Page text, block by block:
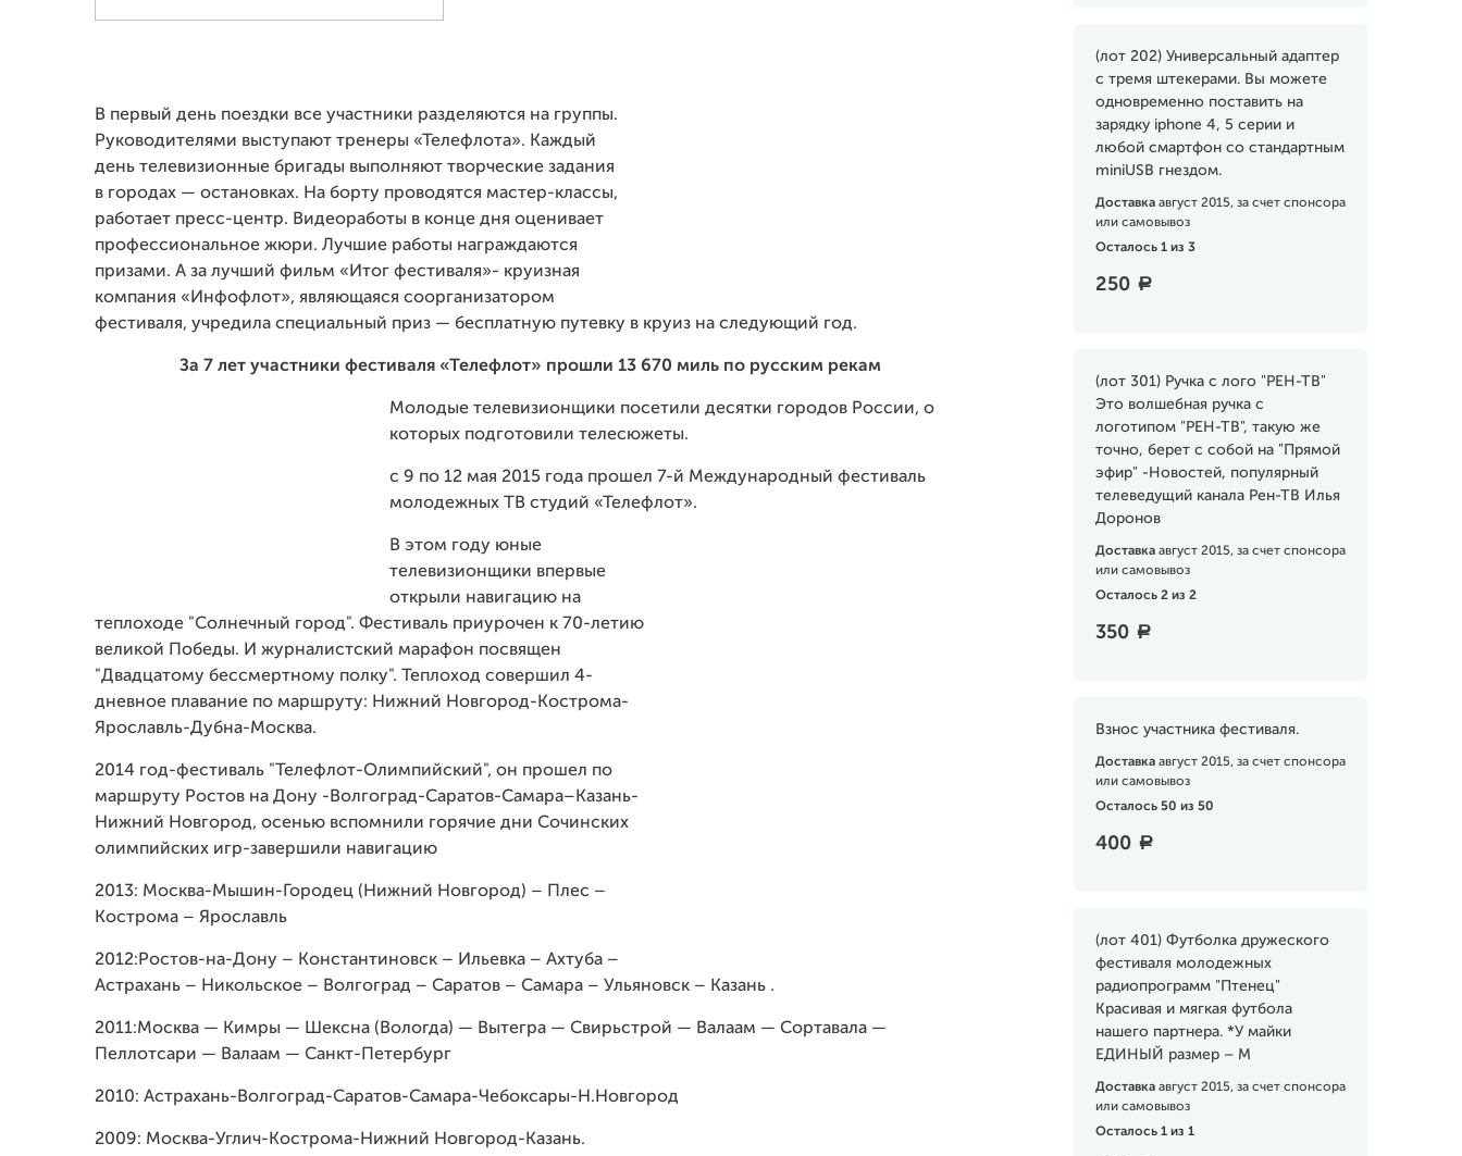
(лот 202) Универсальный адаптер
с тремя штекерами. Вы можете
одновременно поставить на
зарядку iphone 4, 5 серии и
любой смартфон со стандартным
miniUSB гнездом.
Доставка август 2015, за счет спонсора
или самовывоз
Осталось 1 из 3
250 a
(лот 301) Ручка с лого "РЕН-ТВ"
Это волшебная ручка с
логотипом "РЕН-ТВ", такую же
точно, берет с собой на "Прямой
эфир" -Новостей, популярный
телеведущий канала Рен-ТВ Илья
Доронов
Доставка август 2015, за счет спонсора
или самовывоз
Осталось 2 из 2
350 a
Взнос участника фестиваля.
Доставка август 2015, за счет спонсора
или самовывоз
Осталось 50 из 50
400 a
(лот 401) Футболка дружеского
фестиваля молодежных
радиопрограмм "Птенец"
Красивая и мягкая футбола
нашего партнера. *У майки
ЕДИНЫЙ размер – M
Доставка август 2015, за счет спонсора
или самовывоз
Осталось 1 из 1
В первый день поездки все участники разделяются на группы.
Руководителями выступают тренеры «Телефлота». Каждый
день телевизионные бригады выполняют творческие задания
в городах — остановках. На борту проводятся мастер-классы,
работает пресс-центр. Видеоработы в конце дня оценивает
профессиональное жюри. Лучшие работы награждаются
призами. А за лучший фильм «Итог фестиваля»- круизная
компания «Инфофлот», являющаяся соорганизатором
фестиваля, учредила специальный приз — бесплатную путевку в круиз на следующий год.
За 7 лет участники фестиваля «Телефлот» прошли 13 670 миль по русским рекам
Молодые телевизионщики посетили десятки городов России, о
которых подготовили телесюжеты.
с 9 по 12 мая 2015 года прошел 7-й Международный фестиваль
молодежных ТВ студий «Телефлот».
В этом году юные
телевизионщики впервые
открыли навигацию на
теплоходе "Солнечный город". Фестиваль приурочен к 70-летию
великой Победы. И журналистский марафон посвящен
"Двадцатому бессмертному полку". Теплоход совершил 4-
дневное плавание по маршруту: Нижний Новгород-Кострома-
Ярославль-Дубна-Москва.
2014 год-фестиваль "Телефлот-Олимпийский", он прошел по
маршруту Ростов на Дону -Волгоград-Саратов-Самара–Казань-
Нижний Новгород, осенью вспомнили горячие дни Сочинских
олимпийских игр-завершили навигацию
2013: Москва-Мышин-Городец (Нижний Новгород) – Плес –
Кострома – Ярославль
2012:Ростов-на-Дону – Константиновск – Ильевка – Ахтуба –
Астрахань – Никольское – Волгоград – Саратов – Самара – Ульяновск – Казань .
2011:Москва — Кимры — Шексна (Вологда) — Вытегра — Свирьстрой — Валаам — Сортавала —
Пеллотсари — Валаам — Санкт-Петербург
2010: Астрахань-Волгоград-Саратов-Самара-Чебоксары-Н.Новгород
2009: Москва-Углич-Кострома-Нижний Новгород-Казань.